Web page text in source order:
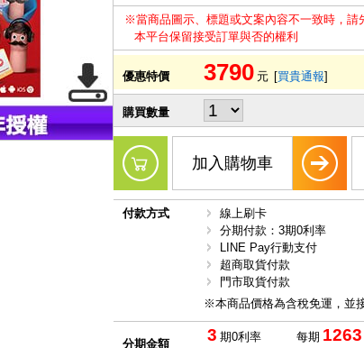
※當商品圖示、標題或文案內容不一致時，請
本平台保留接受訂單與否的權利
優惠特價 3790 元 [買貴通報]
購買數量
加入購物車
付款方式
線上刷卡
分期付款：3期0利率
LINE Pay行動支付
超商取貨付款
門市取貨付款
※本商品價格為含稅免運，並
分期金額 3 期0利率 每期 1263